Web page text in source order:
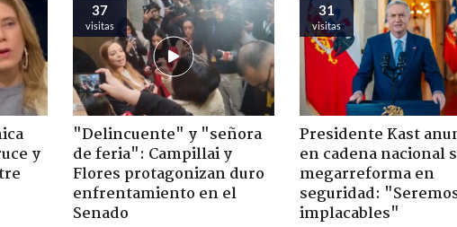
y
37
visitas
"Delincuente" y "señora
de feria": Campillai y
Flores protagonizan duro
enfrentamiento en el
Senado
31
visitas
Presidente Kast
en cadena nacional
megarreforma en
seguridad:
implacables"